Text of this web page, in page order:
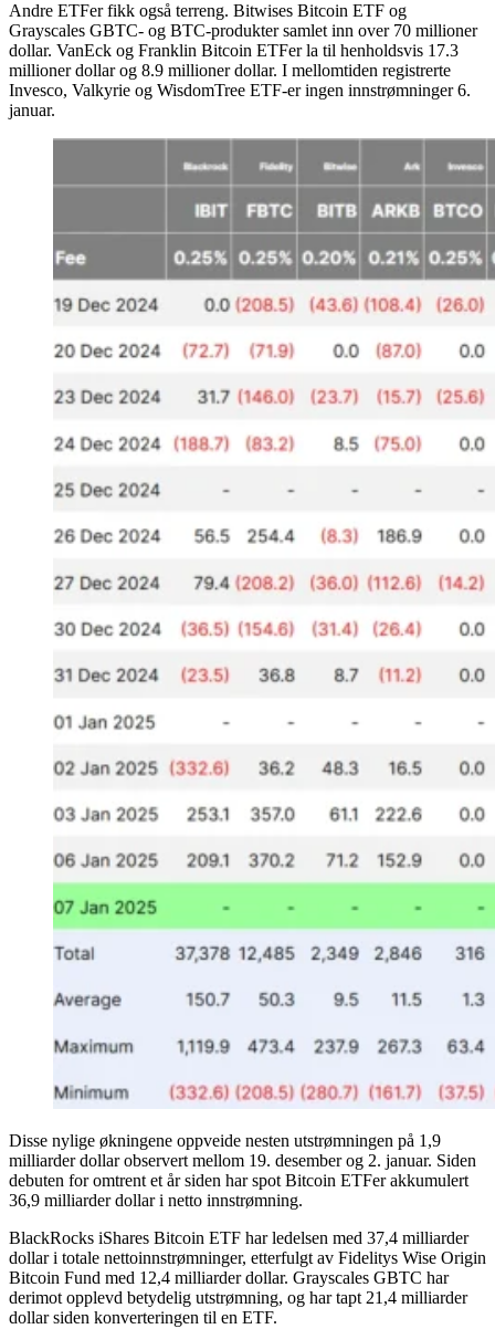
Andre ETFer fikk også terreng. Bitwises Bitcoin ETF og
Grayscales GBTC- og BTC-produkter samlet inn over 70 millioner
dollar. VanEck og Franklin Bitcoin ETFer la til henholdsvis 17.3
millioner dollar og 8.9 millioner dollar. I mellomtiden registrerte
Invesco, Valkyrie og WisdomTree ETF-er ingen innstrømninger 6.
januar.
Disse nylige økningene oppveide nesten utstrømningen på 1,9
milliarder dollar observert mellom 19. desember og 2. januar. Siden
debuten for omtrent et år siden har spot Bitcoin ETFer akkumulert
36,9 milliarder dollar i netto innstrømning.
BlackRocks iShares Bitcoin ETF har ledelsen med 37,4 milliarder
dollar i totale nettoinnstrømninger, etterfulgt av Fidelitys Wise Origin
Bitcoin Fund med 12,4 milliarder dollar. Grayscales GBTC har
derimot opplevd betydelig utstrømning, og har tapt 21,4 milliarder
dollar siden konverteringen til en ETF.